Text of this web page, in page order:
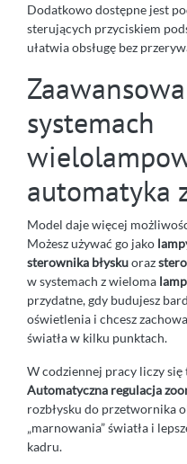
Dodatkowo dostępne jest
sterujących przyciskiem
ułatwia obsługę bez
systemach
automatyka
Model daje więcej
Możesz używać go jako
sterownika błyskuoraz
w systemach z wieloma
przydatne, gdy budujesz
oświetlenia i chcesz
światła w kilku punktach.
W codziennej pracy liczy się
Automatyczna regulacja
rozbłysku do przetwornika
„marnowania” światła i
kadru.